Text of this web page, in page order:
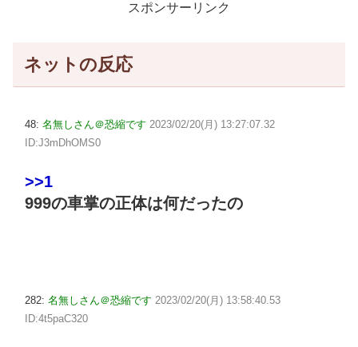
スポンサーリンク
ネットの反応
48: 名無しさん＠恐縮です 2023/02/20(月) 13:27:07.32
ID:J3mDhOMS0
>>1
999の車掌の正体は何だったの
282: 名無しさん＠恐縮です 2023/02/20(月) 13:58:40.53
ID:4t5paC320